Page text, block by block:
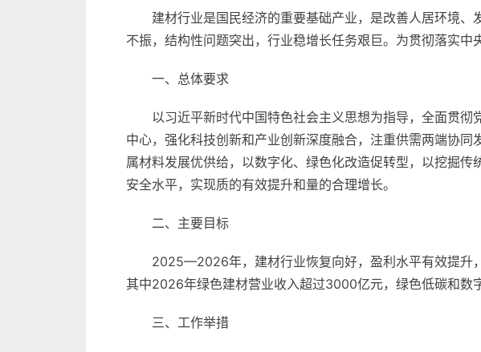
建材行业是国民经济的重要基础产业，是改善人居环境
不振，结构性问题突出，行业稳增长任务艰巨。为贯彻落实中
一、总体要求
以习近平新时代中国特色社会主义思想为指导，全面贯
中心，强化科技创新和产业创新深度融合，注重供需两端协
属材料发展优供给，以数字化、绿色化改造促转型，以挖掘
安全水平，实现质的有效提升和量的合理增长。
二、主要目标
2025—2026年，建材行业恢复向好，盈利水平有效提升
其中2026年绿色建材营业收入超过3000亿元，绿色低碳和数
三、工作举措